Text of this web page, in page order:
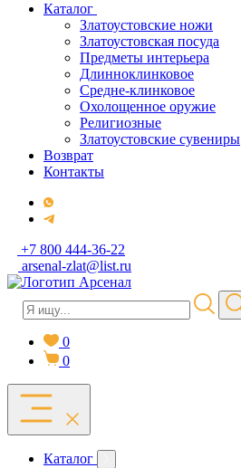
Каталог
Златоустовские ножи
Златоустовская посуда
Предметы интерьера
Длинноклинковое
Средне-клинковое
Охолощенное оружие
Религиозные
Златоустовские сувениры
Возврат
Контакты
+7 800 444-36-22
arsenal-zlat@list.ru
0
0
Каталог